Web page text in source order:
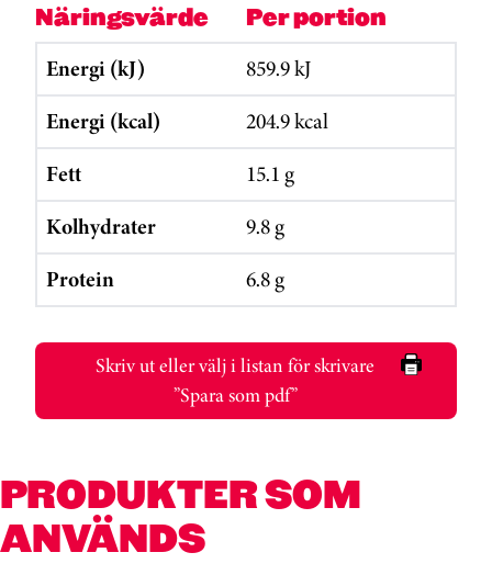
Näringsvärde Per portion
Energi (kJ)
859.9 kJ
Energi (kcal)
204.9 kcal
Fett
15.1 g
Kolhydrater
9.8 g
Protein
6.8 g
Skriv ut eller välj i listan för skrivare
”Spara som pdf”
PRODUKTER SOM
ANVÄNDS